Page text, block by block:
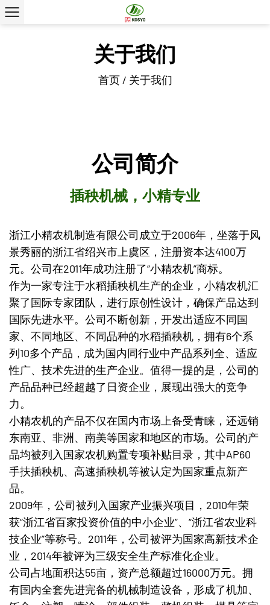
关于我们
首页/ 关于我们
公司简介
插秧机械，小精专业
浙江小精农机制造有限公司成立于2006年，坐落于风
景秀丽的浙江省绍兴市上虞区，注册资本达4100万
元。公司在2011年成功注册了“小精农机”商标。
作为一家专注于水稻插秧机生产的企业，小精农机汇
聚了国际专家团队，进行原创性设计，确保产品达到
国际先进水平。公司不断创新，开发出适应不同国
家、不同地区、不同品种的水稻插秧机，拥有6个系
列10多个产品，成为国内同行业中产品系列全、适应
性广、技术先进的生产企业。值得一提的是，公司的
产品品种已经超越了日资企业，展现出强大的竞争
力。
小精农机的产品不仅在国内市场上备受青睐，还远销
东南亚、非洲、南美等国家和地区的市场。公司的产
品均被列入国家农机购置专项补贴目录，其中AP60
手扶插秧机、高速插秧机等被认定为国家重点新产
品。
2009年，公司被列入国家产业振兴项目，2010年荣
获“浙江省百家投资价值的中小企业”、“浙江省农业科
技企业”等称号。2011年，公司被评为国家高新技术企
业，2014年被评为三级安全生产标准化企业。
公司占地面积达55亩，资产总额超过16000万元。拥
有国内全套先进完备的机械制造设备，形成了机加、